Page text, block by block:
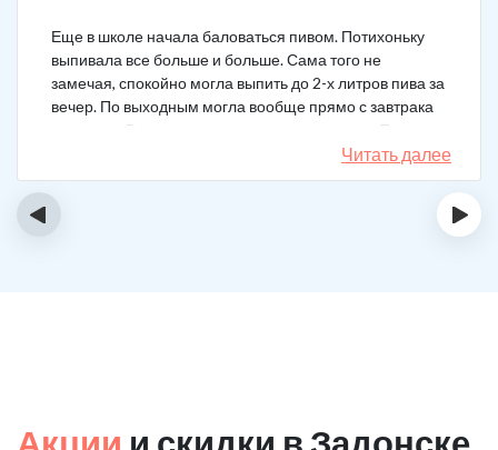
Еще в школе начала баловаться пивом. Потихоньку
выпивала все больше и больше. Сама того не
замечая, спокойно могла выпить до 2-х литров пива за
вечер. По выходным могла вообще прямо с завтрака
выпивать. В клинику решила позвонить сама. Прошла
курс и уже год не принимаю алкоголь вообще никакой.
Читать далее
‹ ›